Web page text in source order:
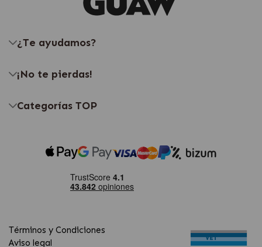
¿Te ayudamos?
¡No te pierdas!
Categorías TOP
Términos y Condiciones
Aviso legal